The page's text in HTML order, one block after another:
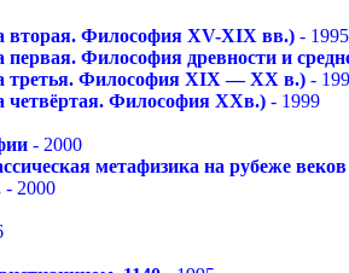
вторая. Философия XV-XIX вв.) - 1995
Философия древности и
третья. Философия XIX — XX в.) -
четвёртая. Философия XXв.) - 1999
- 2000
метафизика на рубеже веков
- 2000